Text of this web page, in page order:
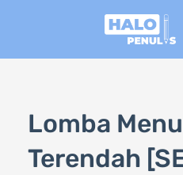
konten
Lomba
Terendah